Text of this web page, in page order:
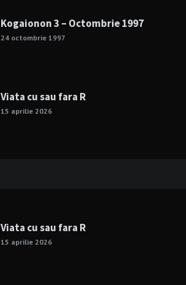
Kogaionon 3 – Octombrie 1997
24 octombrie 1997
Viata cu sau fara R
15 aprilie 2026
Viata cu sau fara R
15 aprilie 2026